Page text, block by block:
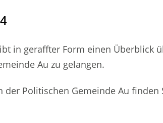
in geraffter Form einen Überblick
Au zu gelangen.
Politischen Gemeinde Au